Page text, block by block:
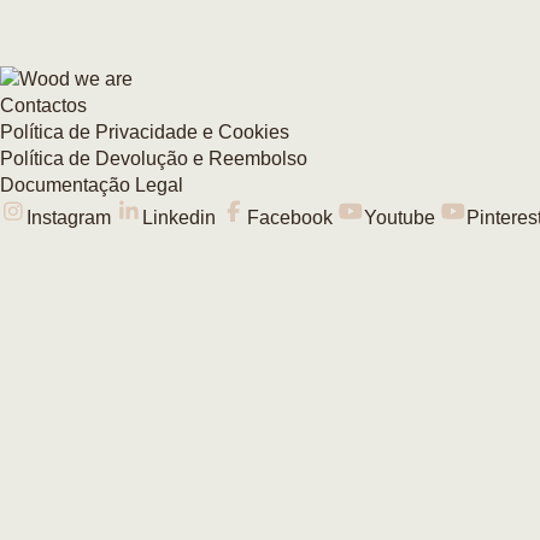
Contactos
Política de Privacidade e Cookies
Política de Devolução e Reembolso
Documentação Legal
Instagram
Linkedin Facebook Youtube